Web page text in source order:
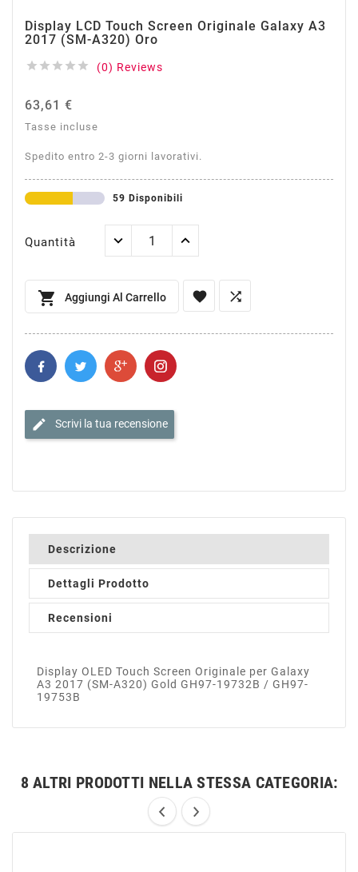
Display LCD Touch Screen Originale Galaxy A3
2017 (SM-A320) Oro
     (0) Reviews
63,61 €
Tasse incluse
Spedito entro 2-3 giorni lavorativi.
59 Disponibili
Quantità
 Aggiungi Al Carrello  
edit Scrivi la tua recensione
Descrizione
Dettagli Prodotto
Recensioni
Display OLED Touch Screen Originale per Galaxy
A3 2017 (SM-A320) Gold GH97-19732B / GH97-
19753B
8 ALTRI PRODOTTI NELLA STESSA CATEGORIA: